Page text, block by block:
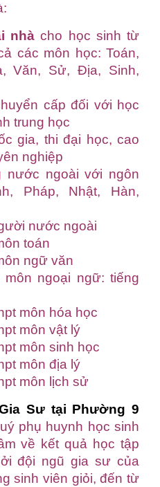
nhà cho học sinh từ
các môn học: Toán,
Văn, Sử, Địa, Sinh,
cấp đối với học
trung học
gia, thi đại học, cao
nghiệp
nước ngoài với ngôn
Pháp, Nhật, Hàn,
nước ngoài
toán
ngữ văn
ngoại ngữ: tiếng
môn hóa học
môn vật lý
môn sinh học
môn địa lý
môn lịch sử
Sư tại Phường 9
phụ huynh học sinh
về kết quả học tập
đội ngũ gia sư của
sinh viên giỏi, đến từ